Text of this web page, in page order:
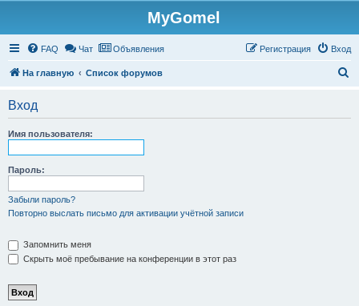
MyGomel
FAQ Чат Объявления Вход
Регистрация
На главную Список форумов
Вход
Имя пользователя:
Пароль:
Забыли пароль?
Повторно выслать письмо для активации учётной записи
Запомнить меня
Скрыть моё пребывание на конференции в этот раз